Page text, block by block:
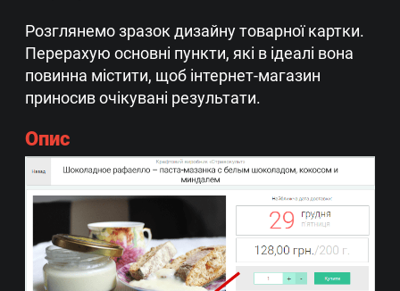
Розглянемо зразок дизайну товарної картки.
Перерахую основні пункти, які в ідеалі вона
повинна містити, щоб інтернет-магазин
приносив очікувані результати.
Опис